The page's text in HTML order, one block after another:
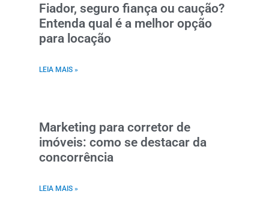
Fiador, seguro fiança ou caução?
Entenda qual é a melhor opção
para locação
LEIA MAIS »
Marketing para corretor de
imóveis: como se destacar da
concorrência
LEIA MAIS »